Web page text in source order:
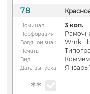
78
Номинал 3 коп.
Перфорация
Водяной знак Wmk 11b
Печать
Вид
Дата выпуска Январь